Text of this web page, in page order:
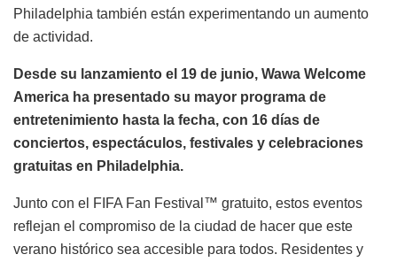
Philadelphia también están experimentando un aumento
de actividad.
Desde su lanzamiento el 19 de junio, Wawa Welcome
America ha presentado su mayor programa de
entretenimiento hasta la fecha, con 16 días de
conciertos, espectáculos, festivales y celebraciones
gratuitas en Philadelphia.
Junto con el FIFA Fan Festival™ gratuito, estos eventos
reflejan el compromiso de la ciudad de hacer que este
verano histórico sea accesible para todos. Residentes y